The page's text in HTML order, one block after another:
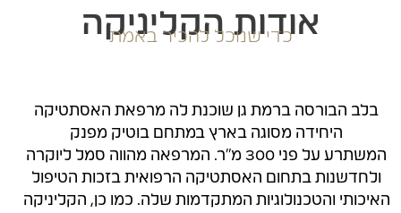
אודות הקליניקה
כדי שנוכל להכיר באמת
בלב הבורסה ברמת גן שוכנת לה מרפאת האסתטיקה
היחידה מסוגה בארץ במתחם בוטיק מפנק
המשתרע על פני 300 מ"ר. המרפאה מהווה סמל ליוקרה
ולחדשנות בתחום האסתטיקה הרפואית בזכות הטיפול
והטכנולוגיות המתקדמות שלה. כמו כן, הקליניקה